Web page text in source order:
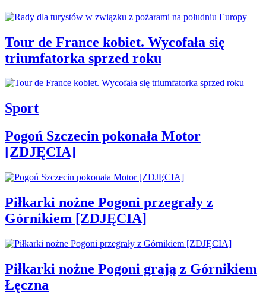
Tour de France kobiet. Wycofała się
triumfatorka sprzed roku
Sport
Pogoń Szczecin pokonała Motor
[ZDJĘCIA]
Piłkarki nożne Pogoni przegrały z
Górnikiem [ZDJĘCIA]
Piłkarki nożne Pogoni grają z Górnikiem
Łęczna